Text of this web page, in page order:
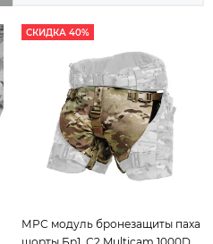
СКИДКА 40%
МРС модуль бронезащиты паха